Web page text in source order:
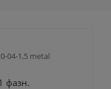
04-1,5 metal
фазн.